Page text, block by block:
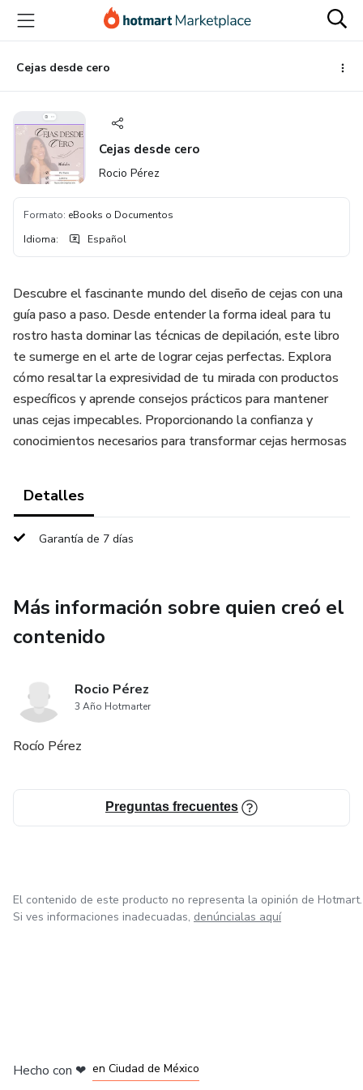
principal
página
de
página
Cejas desde cero
Cejas desde cero
Rocio Pérez
Formato: eBooks o Documentos
Idioma: Español
Descubre el fascinante mundo del diseño de cejas con una
guía paso a paso. Desde entender la forma ideal para tu
rostro hasta dominar las técnicas de depilación, este libro
te sumerge en el arte de lograr cejas perfectas. Explora
cómo resaltar la expresividad de tu mirada con productos
específicos y aprende consejos prácticos para mantener
unas cejas impecables. Proporcionando la confianza y
conocimientos necesarios para transformar cejas hermosas
Detalles
Garantía de 7 días
Más información sobre quien creó el
contenido
Rocio Pérez
3 Año Hotmarter
Rocío Pérez
Preguntas frecuentes
El contenido de este producto no representa la opinión de Hotmart.
Si ves informaciones inadecuadas, denúncialas aquí
Hecho con ❤ en Ciudad de México